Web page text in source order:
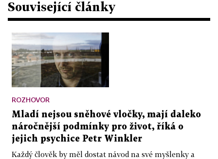
Související články
ROZHOVOR
Mladí nejsou sněhové vločky, mají daleko
náročnější podmínky pro život, říká o
jejich psychice Petr Winkler
Každý člověk by měl dostat návod na své myšlenky a